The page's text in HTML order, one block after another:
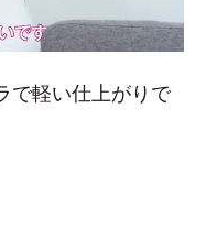
で軽い仕上がりで